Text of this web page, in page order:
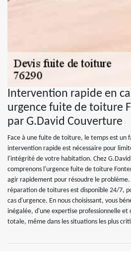
Intervention rapide en
urgence fuite de toiture
par G.David Couverture
Face à une fuite de toiture, le temps est un
intervention rapide est nécessaire pour
l'intégrité de votre habitation. Chez
comprenons l'urgence fuite de toiture
agir rapidement pour résoudre le
réparation de toitures est disponible 24/7,
cas d'urgence. En nous choisissant, vous
inégalée, d'une expertise professionnelle
totale, même dans les situations les plus